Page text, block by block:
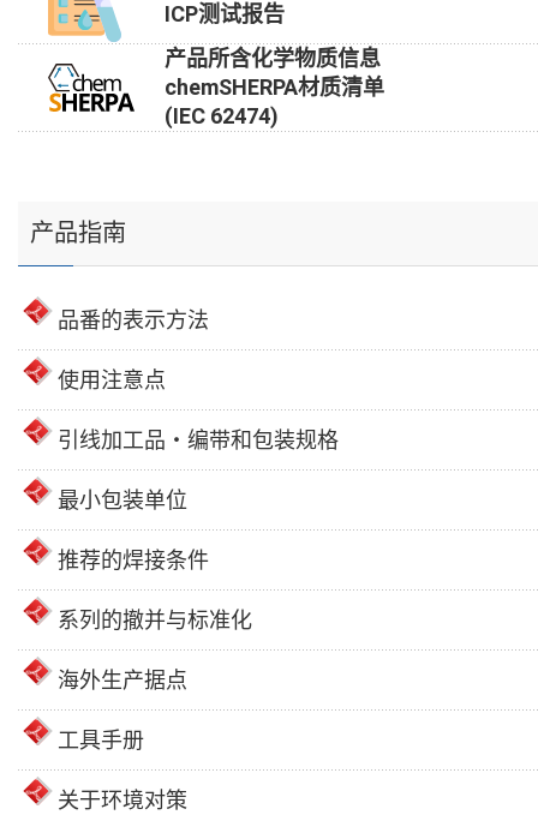
ICP测试报告
产品所含化学物质信息
chemSHERPA材质清单
(IEC 62474)
产品指南
品番的表示方法
使用注意点
引线加工品・编带和包装规格
最小包装单位
推荐的焊接条件
系列的撤并与标准化
海外生产据点
工具手册
关于环境对策